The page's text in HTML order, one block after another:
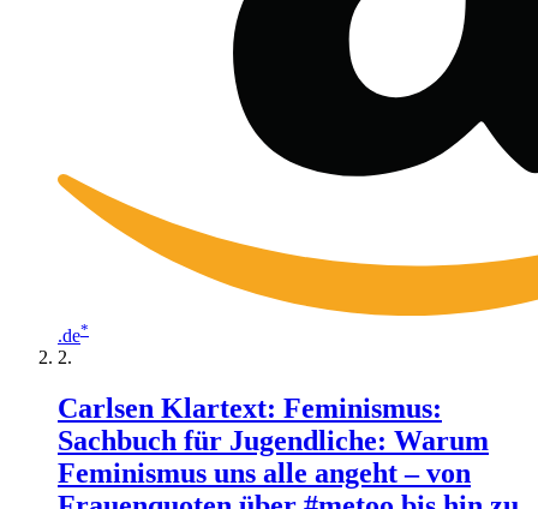
.de*
Carlsen Klartext: Feminismus:
Sachbuch für Jugendliche: Warum
Feminismus uns alle angeht – von